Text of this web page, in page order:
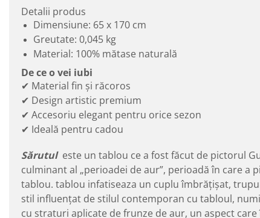
Detalii produs
Dimensiune: 65 x 170 cm
Greutate: 0,045 kg
Material: 100% mătase naturală
De ce o vei iubi
✔ Material fin și răcoros
✔ Design artistic premium
✔ Accesoriu elegant pentru orice sezon
✔ Ideală pentru cadou
Sărutuleste un tablou ce a fost făcut de pictorul
culminant al „perioadei de aur”, perioadă în care
tablou. tablou infatiseaza un cuplu îmbrățișat,
stil influențat de stilul contemporan cu tabloul,
cu straturi aplicate de frunze de aur, un aspect